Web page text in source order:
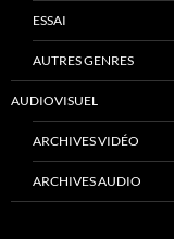
ESSAI
AUTRES GENRES
AUDIOVISUEL
ARCHIVES VIDÉO
ARCHIVES AUDIO